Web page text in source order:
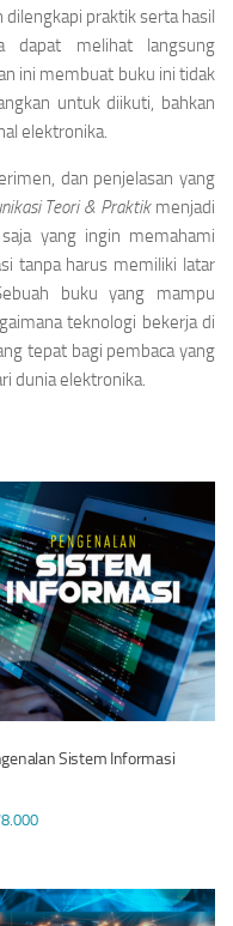
praktik serta hasil
dapat melihat langsung
ini membuat buku ini tidak
untuk diikuti, bahkan
elektronika.
dan penjelasan yang
Teori & Praktikmenjadi
yang ingin memahami
tanpa harus memiliki latar
buku yang mampu
teknologi bekerja di
tepat bagi pembaca yang
dunia elektronika.
Sistem Informasi